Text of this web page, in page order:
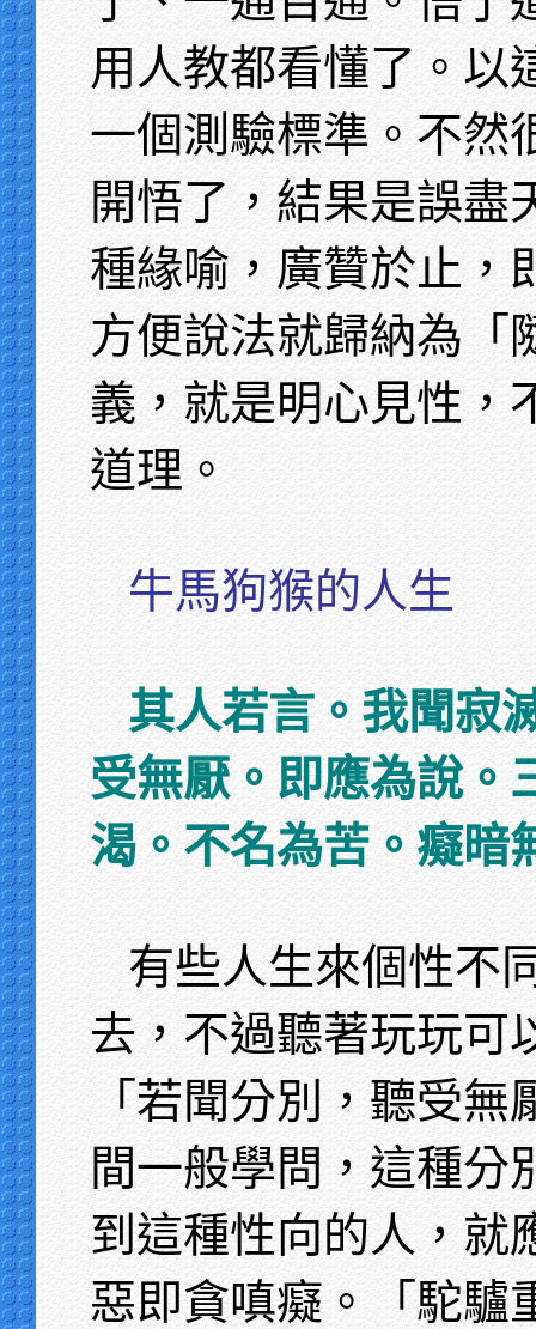
用人教都看懂了。以
一個測驗標準。不然
開悟了，結果是誤盡
種緣喻，廣贊於止，
方便說法就歸納為「
義，就是明心見性，
道理。
牛馬狗猴的人生
其人若言。我聞寂
受無厭。即應為說。
渴。不名為苦。癡暗
有些人生來個性不
去，不過聽著玩玩可
「若聞分別，聽受
間一般學問，這種分
到這種性向的人，就
惡即貪嗔癡。「駝驢